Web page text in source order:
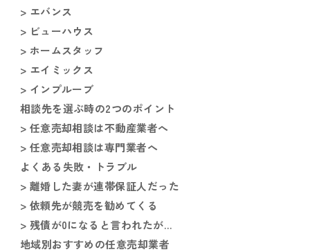
> エバンス
> ビューハウス
> ホームスタッフ
> エイミックス
> インプルーブ
相談先を選ぶ時の2つのポイント
> 任意売却相談は不動産業者へ
> 任意売却相談は専門業者へ
よくある失敗・トラブル
> 離婚した妻が連帯保証人だった
> 依頼先が競売を勧めてくる
> 残債が0になると言われたが…
地域別おすすめの任意売却業者